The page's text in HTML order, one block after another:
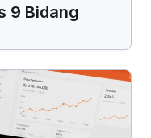
9 Bidang